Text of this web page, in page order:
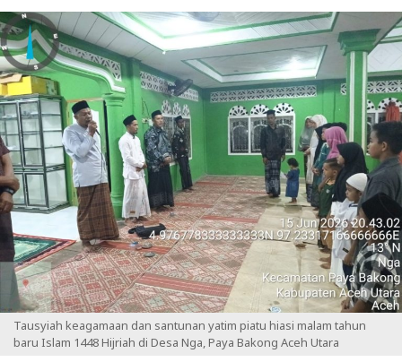
Tausyiah keagamaan dan santunan yatim piatu hiasi malam tahun
baru Islam 1448 Hijriah di Desa Nga, Paya Bakong Aceh Utara